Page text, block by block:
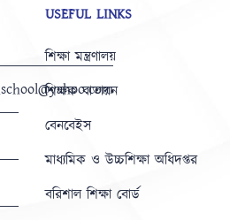
USEFUL LINKS
শিক্ষা মন্ত্রণালয়
শিক্ষক বাতায়ন
বেনবেইস
মাধ্যমিক ও উচ্চশিক্ষা অধিদপ্তর
বরিশাল শিক্ষা বোর্ড